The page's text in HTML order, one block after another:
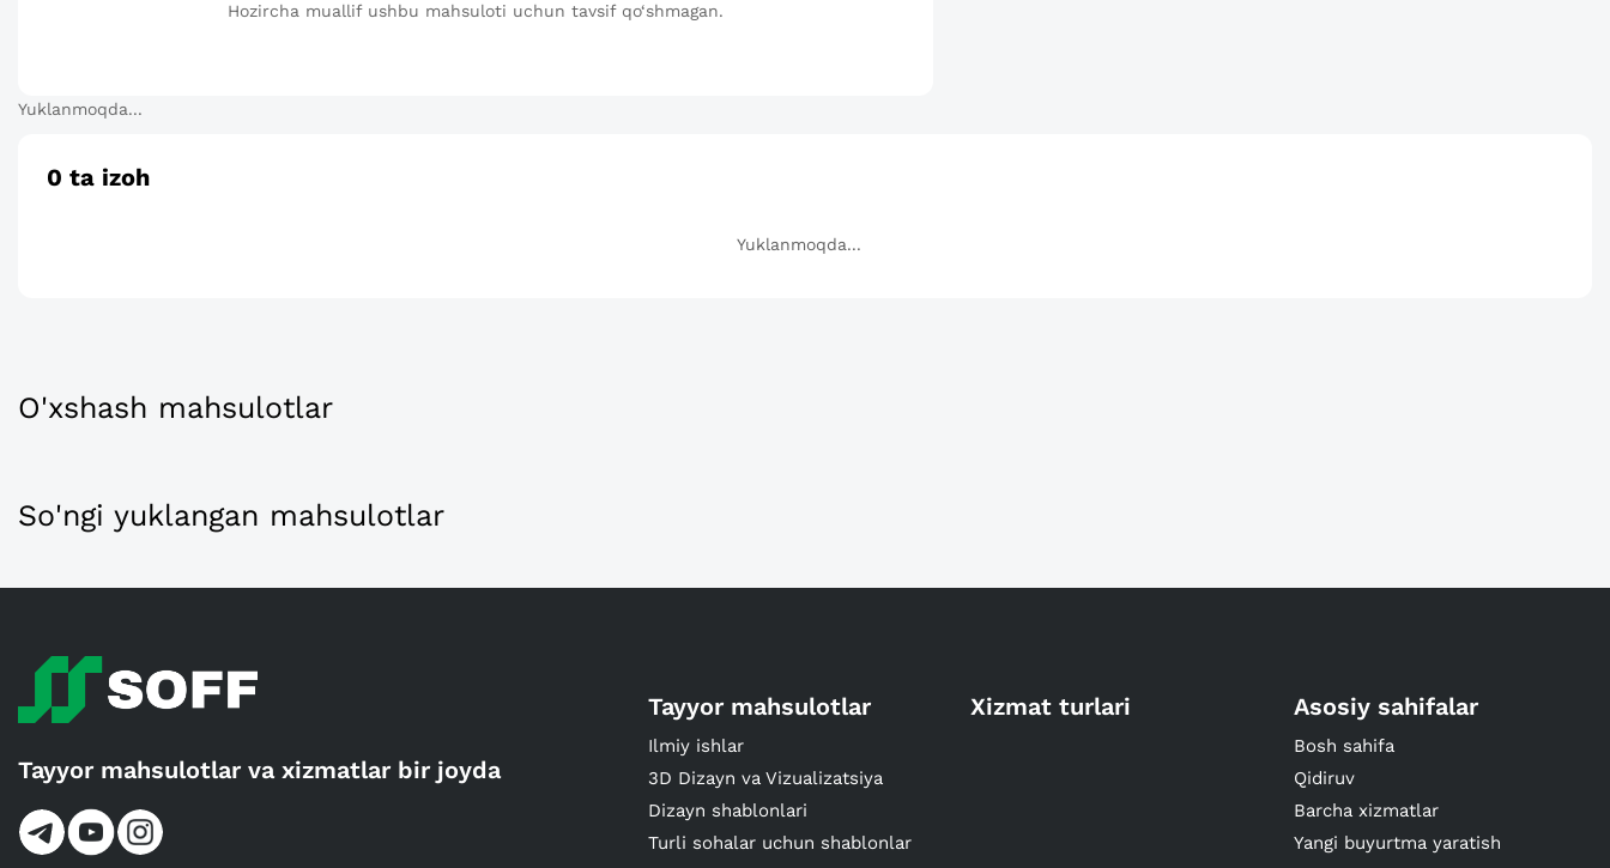
Hozircha muallif ushbu mahsuloti uchun tavsif qo‘shmagan.
Yuklanmoqda...
0 ta izoh
Yuklanmoqda...
O'xshash mahsulotlar
So'ngi yuklangan mahsulotlar
Tayyor mahsulotlar va xizmatlar bir joyda
Tayyor mahsulotlar
Ilmiy ishlar
3D Dizayn va Vizualizatsiya
Dizayn shablonlari
Turli sohalar uchun shablonlar
Xizmat turlari Asosiy sahifalar
Bosh sahifa
Qidiruv
Barcha xizmatlar
Yangi buyurtma yaratish